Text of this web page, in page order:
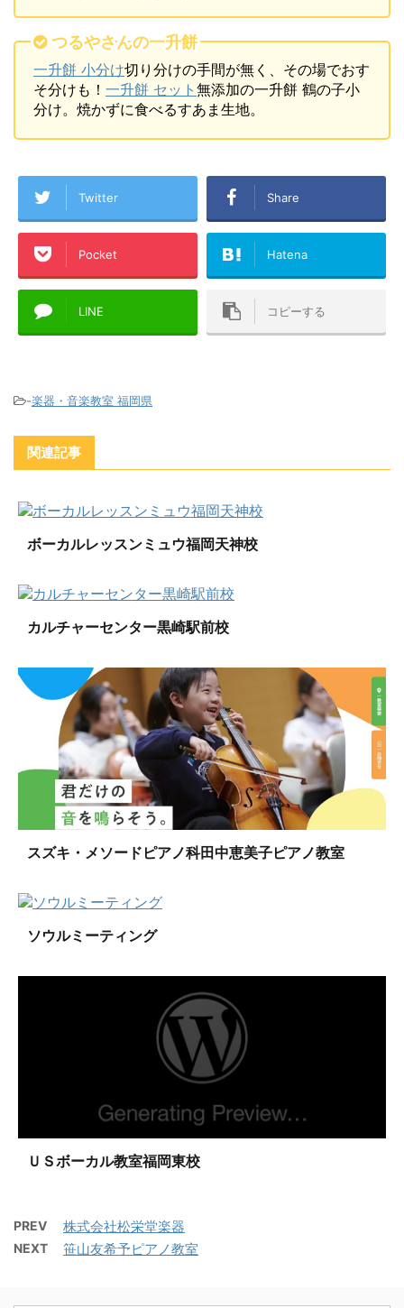
つるやさんの一升餅
一升餅 小分け切り分けの手間が無く、その場でおす
そ分けも！ 一升餅 セット 無添加の一升餅 鶴の子小
分け。焼かずに食べるすあま生地。
Twitter Share
Pocket Hatena
LINE コピーする
-楽器・音楽教室 福岡県
関連記事
ボーカルレッスンミュウ福岡天神校
カルチャーセンター黒崎駅前校
スズキ・メソードピアノ科田中恵美子ピアノ教室
ソウルミーティング
ＵＳボーカル教室福岡東校
PREV 株式会社松栄堂楽器
NEXT 笹山友希予ピアノ教室